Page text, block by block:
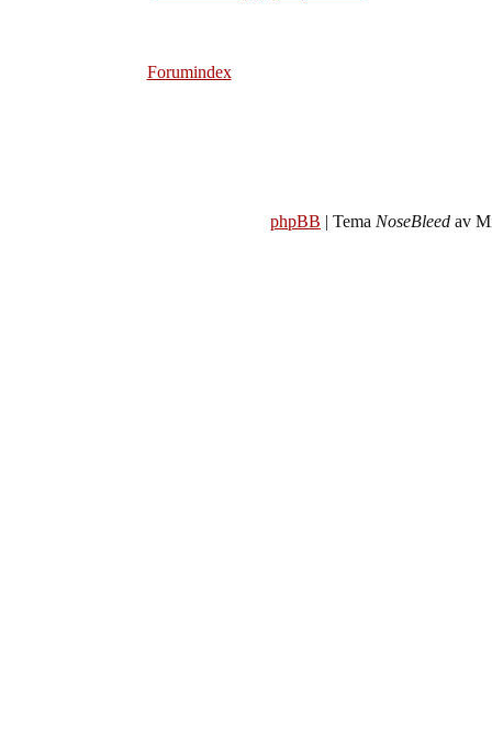
Forumindex
phpBB | Tema NoseBleed av